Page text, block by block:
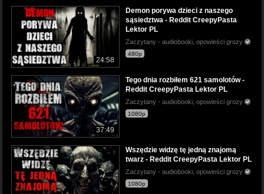
24:58
Demon porywa dzieci z naszego
sąsiedztwa - Reddit CreepyPasta
Lektor PL
Zaczytany - audiobooki, opowieści grozy
480p
37:49
Tego dnia rozbiłem 621 samolotów -
Reddit CreepyPasta Lektor PL
Zaczytany - audiobooki, opowieści grozy
1080p
Wszędzie widzę tę jedną znajomą
twarz - Reddit CreepyPasta Lektor PL
Zaczytany - audiobooki, opowieści grozy
1080p